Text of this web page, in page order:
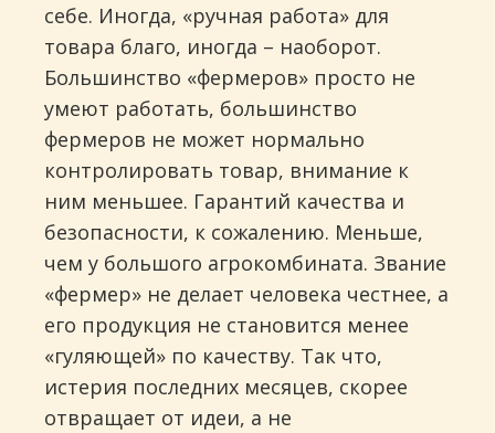
себе. Иногда, «ручная работа» для
товара благо, иногда – наоборот.
Большинство «фермеров» просто не
умеют работать, большинство
фермеров не может нормально
контролировать товар, внимание к
ним меньшее. Гарантий качества и
безопасности, к сожалению. Меньше,
чем у большого агрокомбината. Звание
«фермер» не делает человека честнее, а
его продукция не становится менее
«гуляющей» по качеству. Так что,
истерия последних месяцев, скорее
отвращает от идеи, а не